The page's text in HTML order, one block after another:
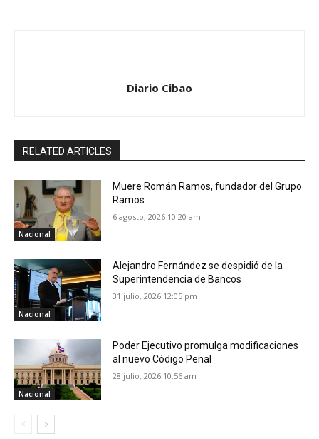
Diario Cibao
RELATED ARTICLES
Nacional
Muere Román Ramos, fundador del Grupo
Ramos
6 agosto, 2026 10:20 am
Nacional
Alejandro Fernández se despidió de la
Superintendencia de Bancos
31 julio, 2026 12:05 pm
Nacional
Poder Ejecutivo promulga modificaciones
al nuevo Código Penal
28 julio, 2026 10:56 am